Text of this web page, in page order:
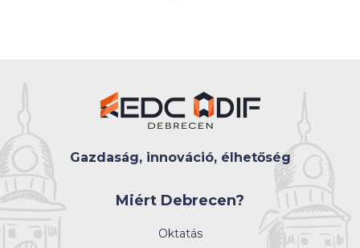
Gazdaság, innováció, élhetőség
Miért Debrecen?
Oktatás